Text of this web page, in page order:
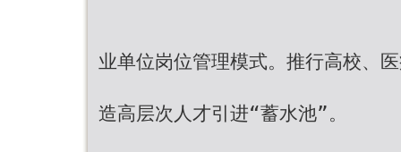
业单位岗位管理模式。推行高校、
造高层次人才引进“蓄水池”。